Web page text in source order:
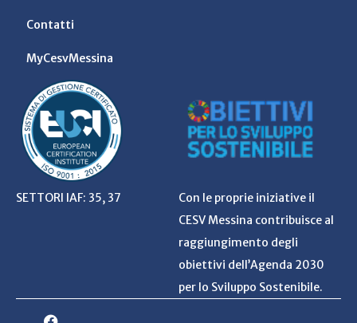
Contatti
MyCesvMessina
SETTORI IAF: 35, 37
Con le proprie iniziative il
CESV Messina contribuisce al
raggiungimento degli
obiettivi dell’Agenda 2030
per lo Sviluppo Sostenibile.